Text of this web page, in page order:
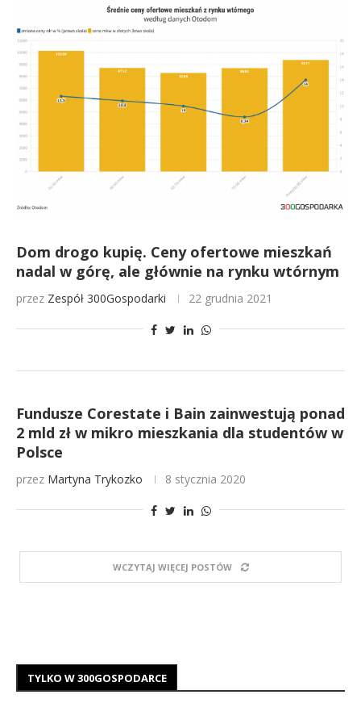
Dom drogo kupię. Ceny ofertowe mieszkań
nadal w górę, ale głównie na rynku wtórnym
przez Zespół 300Gospodarki 22 grudnia 2021
Fundusze Corestate i Bain zainwestują ponad
2 mld zł w mikro mieszkania dla studentów w
Polsce
przez Martyna Trykozko 8 stycznia 2020
WCZYTAJ WIĘCEJ POSTÓW
TYLKO W 300GOSPODARCE